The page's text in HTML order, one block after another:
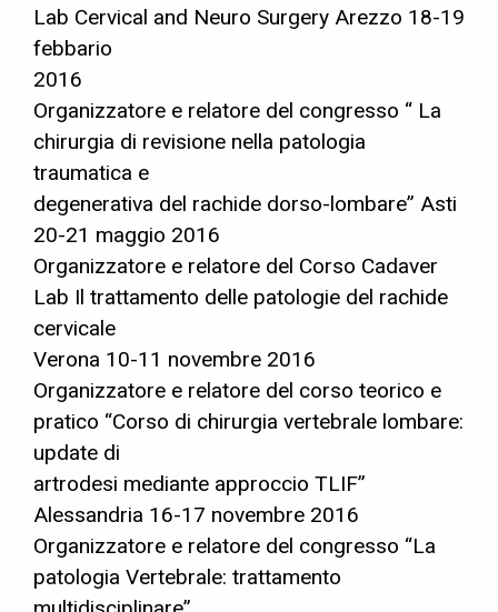
Lab Cervical and Neuro Surgery Arezzo 18-19
febbario
2016
Organizzatore e relatore del congresso “ La
chirurgia di revisione nella patologia
traumatica e
degenerativa del rachide dorso-lombare” Asti
20-21 maggio 2016
Organizzatore e relatore del Corso Cadaver
Lab Il trattamento delle patologie del rachide
cervicale
Verona 10-11 novembre 2016
Organizzatore e relatore del corso teorico e
pratico “Corso di chirurgia vertebrale lombare:
update di
artrodesi mediante approccio TLIF”
Alessandria 16-17 novembre 2016
Organizzatore e relatore del congresso “La
patologia Vertebrale: trattamento